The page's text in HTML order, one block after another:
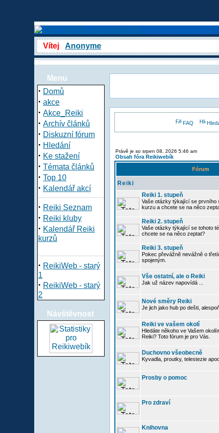
Vítej Anonyme
Menu
· Domů
· akce
· Akce_Reiki
· Archív článků
· Diskuzní fórum
· Hledání
· Ke stažení
· Témata článků
· Top 10
· Kalendář akcí
· Reiki Seznam
· Reiki kluby
· Kalendář Reiki
kurzů
· ReikiWeb - starý
1
· ReikiWeb - starý
2
Návštěvnost
FAQ
Právě je so srpen 08, 2026 5:46 am
Obsah fóra Reikiwebík
Fórum
Reiki
Reiki 1. stupeň
Vaše otázky týkající se prvního
kurzu a chcete se na něco
Reiki 2. stupeň
Vaše otázky týkající se tohoto
chcete se na něco zeptat?
Reiki 3. stupeň
Pokec převážně nevážně o
spojeným.
Vše ostatní, ale o Reiki
Jak už název napovídá ...
Nové směry Reiki
Je jich jako hub po dešti,
Reiki ve vašem okolí
Hledáte někoho ve Vašem
Reiki? Toto fórum je pro Vás.
Duchovno všeobecně
Kyvadla, proutky, telestezie
Prosby o pomoc
Pro zdraví
Knihovna